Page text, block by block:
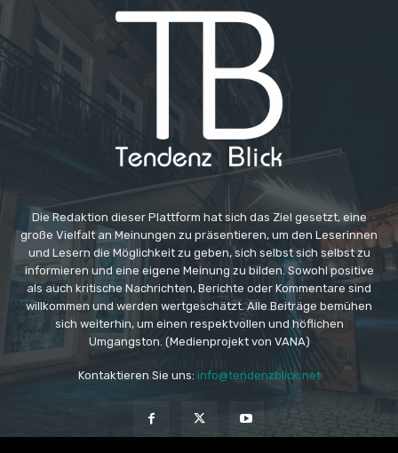
Die Redaktion dieser Plattform hat sich das Ziel gesetzt, eine
große Vielfalt an Meinungen zu präsentieren, um den Leserinnen
und Lesern die Möglichkeit zu geben, sich selbst sich selbst zu
informieren und eine eigene Meinung zu bilden. Sowohl positive
als auch kritische Nachrichten, Berichte oder Kommentare sind
willkommen und werden wertgeschätzt. Alle Beiträge bemühen
sich weiterhin, um einen respektvollen und höflichen
Umgangston. (Medienprojekt von VANA)
Kontaktieren Sie uns: info@tendenzblick.net